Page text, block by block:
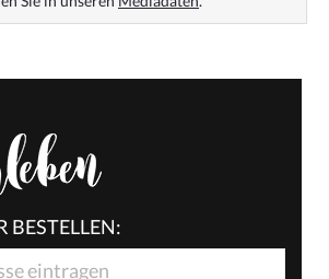
BESTELLEN: